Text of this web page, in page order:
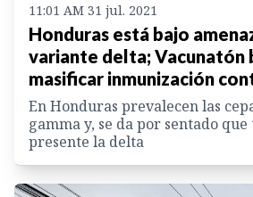
11:01 AM 31 jul. 2021
Honduras está bajo
variante delta; Vacunatón
masificar inmunización
En Honduras prevalecen las
gamma y, se da por sentado
presente la delta